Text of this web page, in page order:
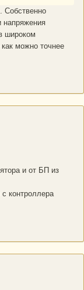
Собственно
напряжения
широком
можно точнее
и от БП из
с контроллера